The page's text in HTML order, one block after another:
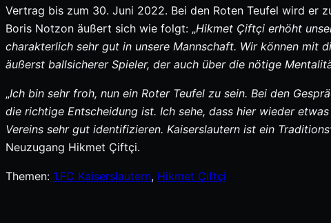
Vertrag bis zum 30. Juni 2022. Bei den Roten Teufel wird er
Boris Notzon äußert sich wie folgt: „Hikmet Çiftçi erhöht
charakterlich sehr gut in unsere Mannschaft. Wir können mit
äußerst ballsicherer Spieler, der auch über die nötige
„Ich bin sehr froh, nun ein Roter Teufel zu sein. Bei den
die richtige Entscheidung ist. Ich sehe, dass hier wieder
Vereins sehr gut identifizieren. Kaiserslautern ist ein
Neuzugang Hikmet Çiftçi.
Themen: 1.FC Kaiserslautern, Hikmet Çiftçi